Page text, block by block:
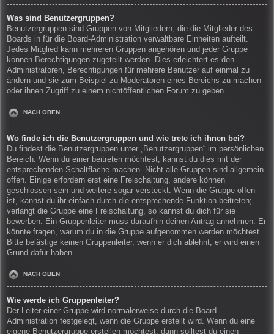
Was sind Benutzergruppen?
Benutzergruppen sind Gruppen von Mitgliedern, die die Mitglieder des
Boards in für die Board-Administration verwaltbare Einheiten aufteilt.
Jedes Mitglied kann mehreren Gruppen angehören und jeder Gruppe
können Berechtigungen zugeteilt werden. Dies erleichtert es den
Administratoren, Berechtigungen für mehrere Benutzer auf einmal zu
ändern und sie zum Beispiel zu Moderatoren eines Bereichs zu machen
oder ihnen Zugriff zu einem nichtöffentlichen Forum zu geben.
NACH OBEN
Wo finde ich die Benutzergruppen und wie trete ich ihnen bei?
Du findest die Benutzergruppen unter „Benutzergruppen“ im persönlichen
Bereich. Wenn du einer beitreten möchtest, kannst du dies mit der
entsprechenden Schaltfläche machen. Nicht alle Gruppen sind allgemein
offen. Einige erfordern erst eine Freischaltung, andere können
geschlossen sein und weitere sogar versteckt. Wenn die Gruppe offen
ist, kannst du ihr einfach durch die entsprechende Funktion beitreten;
verlangt die Gruppe eine Freischaltung, so kannst du dich für sie
bewerben. Ein Gruppenleiter muss daraufhin deinen Antrag annehmen. Er
könnte fragen, warum du in die Gruppe aufgenommen werden möchtest.
Bitte belästige keinen Gruppenleiter, wenn er dich ablehnt, er wird einen
Grund dafür haben.
NACH OBEN
Wie werde ich Gruppenleiter?
Der Leiter einer Gruppe wird normalerweise durch die Board-
Administration festgelegt, wenn die Gruppe erstellt wird. Wenn du eine
eigene Benutzergruppe erstellen möchtest, dann solltest du einen